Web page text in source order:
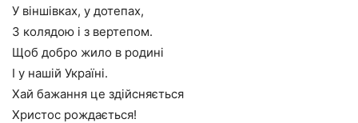
У віншівках, у дотепах,
З колядою і з вертепом.
Щоб добро жило в родині
І у нашій Україні.
Хай бажання це здійсняється
Христос рождається!